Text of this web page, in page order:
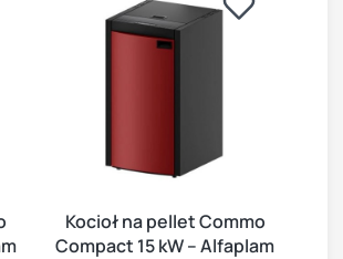
Kocioł na pellet Commo
Compact 15 kW – Alfaplam